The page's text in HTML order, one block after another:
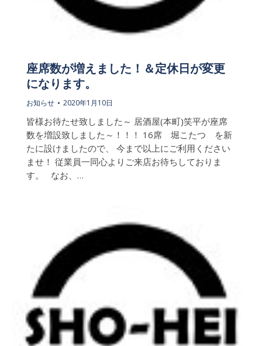
座席数が増えました！＆定休日が変更
になります。
お知らせ 2020年1月10日
皆様お待たせ致しました～ 居酒屋(本町)笑平が座席
数を増設致しました～！！！ 16席 堀こたつ を新
たに設けましたので、 今まで以上にご利用ください
ませ！ 従業員一同心よりご来店お待ちしておりま
す。 なお、…